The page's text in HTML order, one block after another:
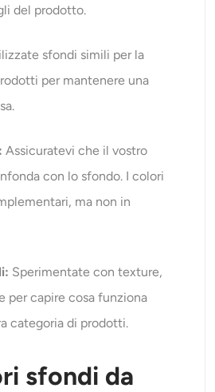
del prodotto.
sfondi simili per la
per mantenere una
Assicuratevi che il vostro
con lo sfondo. I colori
ma non in
Sperimentate con texture,
per capire cosa funziona
categoria di prodotti.
sfondi da